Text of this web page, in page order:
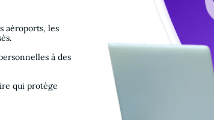
aéroports, les
à des
qui protège